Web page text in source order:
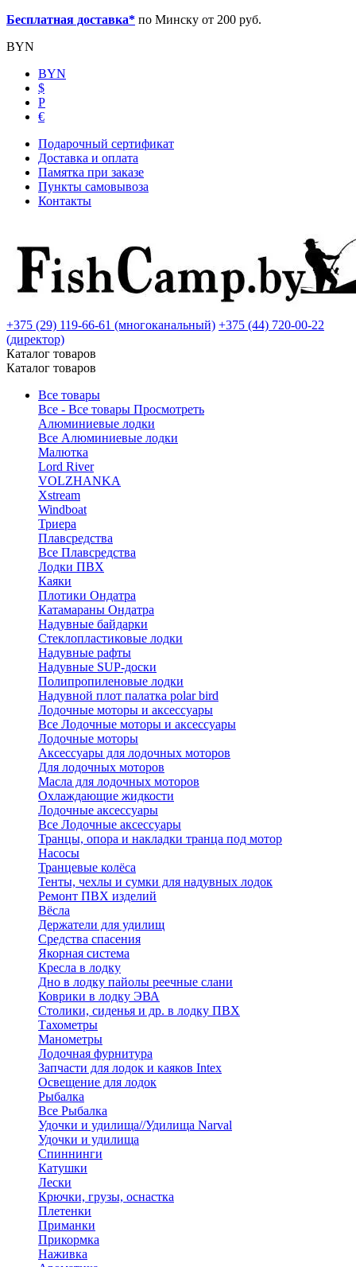
Бесплатная доставка* по Минску от 200 руб.
BYN
BYN
$
Р
€
Подарочный сертификат
Доставка и оплата
Памятка при заказе
Пункты самовывоза
Контакты
+375 (29) 119-66-61 (многоканальный) +375 (44) 720-00-22
(директор)
Каталог товаров
Каталог товаров
Все товары
Все - Все товары Просмотреть
Алюминиевые лодки
Все Алюминиевые лодки
Малютка
Lord River
VOLZHANKA
Xstream
Windboat
Триера
Плавсредства
Все Плавсредства
Лодки ПВХ
Каяки
Плотики Ондатра
Катамараны Ондатра
Надувные байдарки
Стеклопластиковые лодки
Надувные рафты
Надувные SUP-доски
Полипропиленовые лодки
Надувной плот палатка polar bird
Лодочные моторы и аксессуары
Все Лодочные моторы и аксессуары
Лодочные моторы
Аксессуары для лодочных моторов
Для лодочных моторов
Масла для лодочных моторов
Охлаждающие жидкости
Лодочные аксессуары
Все Лодочные аксессуары
Транцы, опора и накладки транца под мотор
Насосы
Транцевые колёса
Тенты, чехлы и сумки для надувных лодок
Ремонт ПВХ изделий
Вёсла
Держатели для удилищ
Средства спасения
Якорная система
Кресла в лодку
Дно в лодку пайолы реечные слани
Коврики в лодку ЭВА
Столики, сиденья и др. в лодку ПВХ
Тахометры
Манометры
Лодочная фурнитура
Запчасти для лодок и каяков Intex
Освещение для лодок
Рыбалка
Все Рыбалка
Удочки и удилища//Удилища Narval
Удочки и удилища
Спиннинги
Катушки
Лески
Крючки, грузы, оснастка
Плетенки
Приманки
Прикормка
Наживка